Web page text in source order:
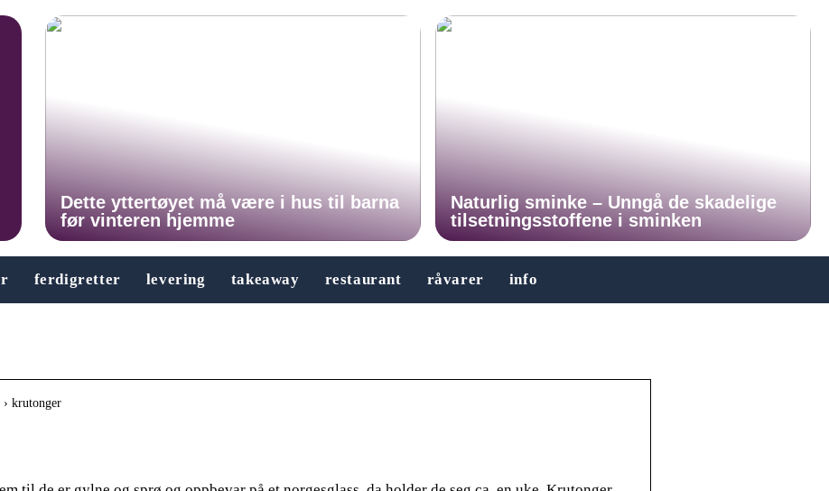
Dette yttertøyet må være i hus til barna
før vinteren hjemme
Naturlig sminke – Unngå de skadelige
tilsetningsstoffene i sminken
ferdigretter levering takeaway restaurant råvarer info
krutonger